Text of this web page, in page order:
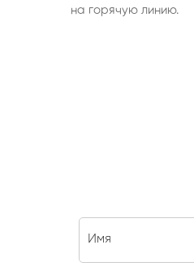
на горячую линию.